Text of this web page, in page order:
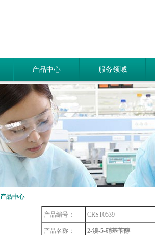
产品中心 服务领域
产品中心
产品编号： CRST0539
产品名称： 2-溴-5-硝基苄醇